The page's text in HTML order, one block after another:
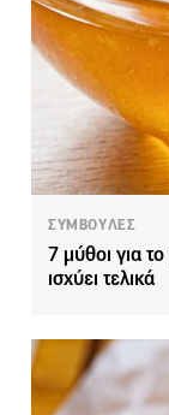
ΣΥΜΒΟΥΛΕΣ
7 μύθοι για
ισχύει τελικά